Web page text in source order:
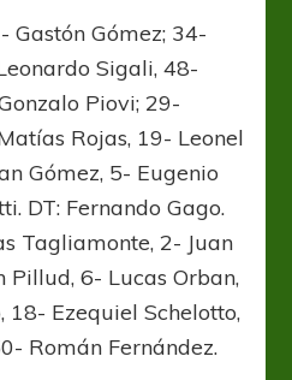
Gastón Gómez; 34-
Sigali, 48-
Piovi; 29-
Rojas, 19- Leonel
Gómez, 5- Eugenio
DT: Fernando Gago.
Tagliamonte, 2- Juan
Pillud, 6- Lucas Orban,
18- Ezequiel Schelotto,
Román Fernández.